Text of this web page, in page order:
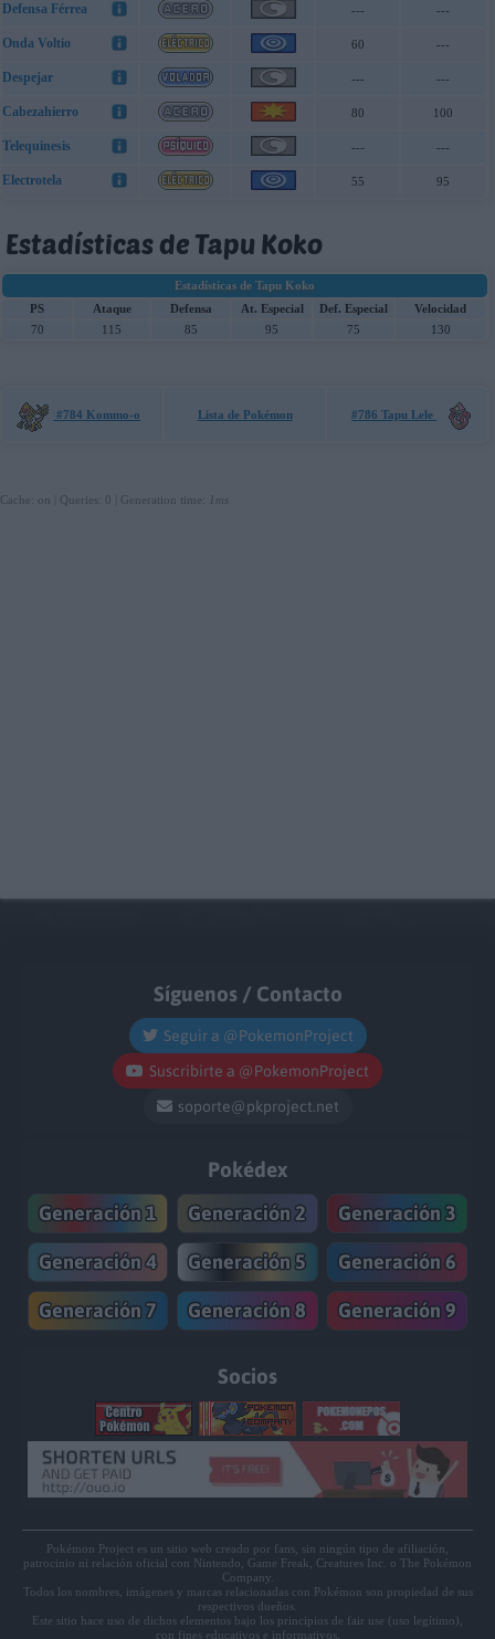
Defensa Férrea --- ---
Onda Voltio 60 ---
Despejar --- ---
Cabezahierro 80 100
Telequinesis --- ---
Electrotela 55 95
Estadísticas de Tapu Koko
Estadísticas de Tapu Koko
PS
Ataque Defensa At. Especial Def. Especial
Velocidad
70
115 85 95 75 130
#784 Kommo-o Lista de Pokémon #786 Tapu Lele
Cache: on | Queries: 0 | Generation time: 1ms
Síguenos / Contacto
Seguir a @PokemonProject
Suscribirte a @PokemonProject
soporte@pkproject.net
Pokédex
Generación 1
Generación 2 Generación 3
Generación 4 Generación 5 Generación 6
Generación 7 Generación 8 Generación 9
Socios
Pokémon Project es un sitio web creado por fans, sin ningún tipo de afiliación,
patrocinio ni relación oficial con Nintendo, Game Freak, Creatures Inc. o The Pokémon
Company.
Todos los nombres, imágenes y marcas relacionadas con Pokémon son propiedad de sus
respectivos dueños.
Este sitio hace uso de dichos elementos bajo los principios de fair use (uso legítimo),
con fines educativos e informativos.